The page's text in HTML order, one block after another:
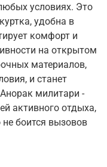
условиях. Это
удобна в
комфорт и
на открытом
материалов,
и станет
милитари -
активного отдыха,
не боится вызовов